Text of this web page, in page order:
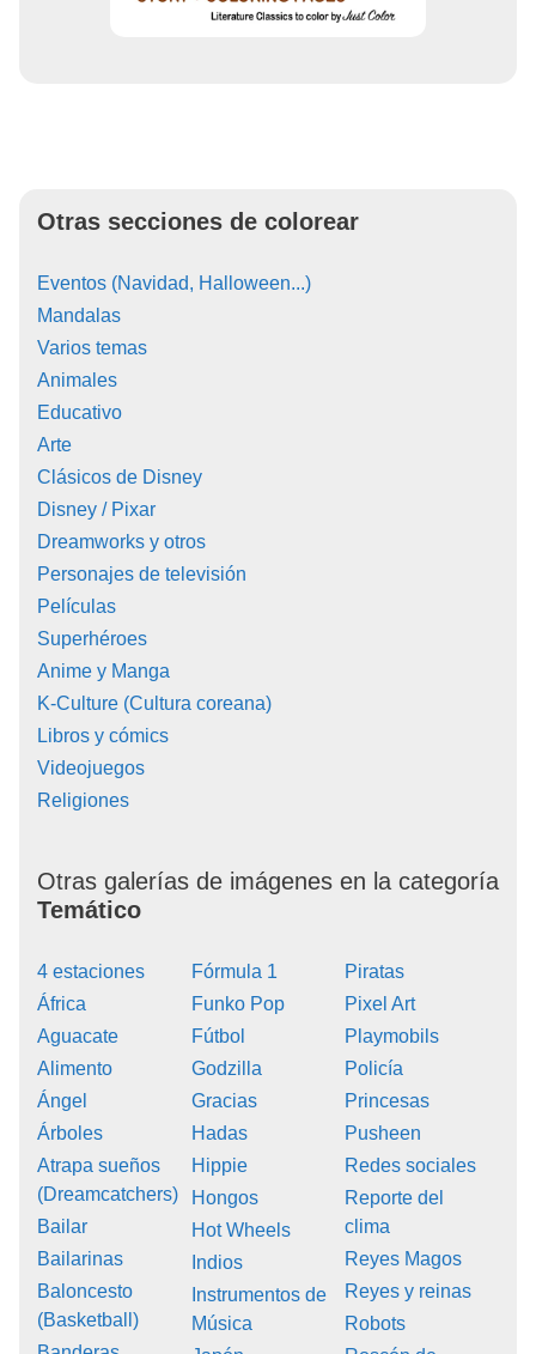
Otras secciones de colorear
Eventos (Navidad, Halloween...)
Mandalas
Varios temas
Animales
Educativo
Arte
Clásicos de Disney
Disney / Pixar
Dreamworks y otros
Personajes de televisión
Películas
Superhéroes
Anime y Manga
K-Culture (Cultura coreana)
Libros y cómics
Videojuegos
Religiones
Otras galerías de imágenes en la categoría
Temático
4 estaciones
África
Aguacate
Alimento
Ángel
Árboles
Atrapa sueños
(Dreamcatchers)
Bailar
Bailarinas
Baloncesto
(Basketball)
Fórmula 1
Funko Pop
Fútbol
Godzilla
Gracias
Hadas
Hippie
Hongos
Hot Wheels
Indios
Instrumentos de
Música
Piratas
Pixel Art
Playmobils
Policía
Princesas
Pusheen
Redes sociales
Reporte del
clima
Reyes Magos
Reyes y reinas
Robots